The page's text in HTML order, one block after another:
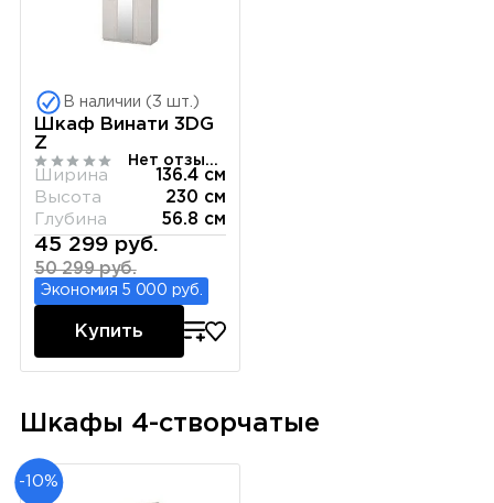
В наличии (3 шт.)
Шкаф Винати 3DG
Z
Нет отзывов
Ширина
136.4 см
Высота
230 см
Глубина
56.8 см
45 299 руб.
50 299 руб.
Экономия 5 000 руб.
Купить
Шкафы 4-створчатые
-10%